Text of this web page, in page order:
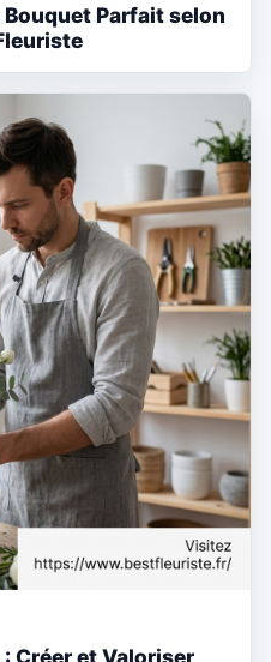
Bouquet Parfait selon
Créer et Valoriser